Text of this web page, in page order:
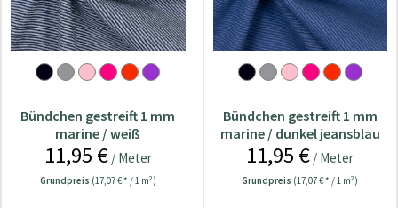
Bündchen gestreift 1 mm
marine / weiß
11,95 €/ Meter
Grundpreis (17,07 € * / 1 m²)
Bündchen gestreift 1 mm
marine / dunkel jeansblau
11,95 € / Meter
Grundpreis (17,07 € * / 1 m²)